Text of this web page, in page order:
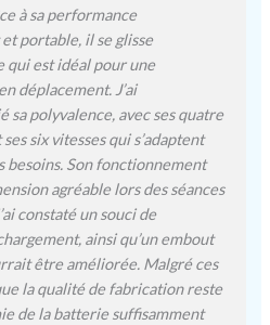
interchangeables, faciles à
changer, avec lesquelles
masser parfaitement
chaque faisceau
musculaire du corps, vous
permettant de traiter
n'importe quel type de
contracture superficielle
ou profonde. Excellent
pour le niveau
professionnel et post-
entraînement mais aussi
pour détendre les muscles
après une journée
à sa performance
portable, il se glisse
qui est idéal pour une
déplacement. J’ai
polyvalence, avec ses quatre
six vitesses qui s’adaptent
besoins. Son fonctionnement
agréable lors des séances
constaté un souci de
ainsi qu’un embout
être améliorée. Malgré ces
la qualité de fabrication reste
de la batterie suffisamment